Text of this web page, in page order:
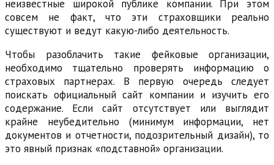
неизвестные широкой публике компании. При этом
совсем не факт, что эти страховщики реально
существуют и ведут какую-либо деятельность.
Чтобы разоблачить такие фейковые организации,
необходимо тщательно проверять информацию о
страховых партнерах. В первую очередь следует
поискать официальный сайт компании и изучить его
содержание. Если сайт отсутствует или выглядит
крайне неубедительно (минимум информации, нет
документов и отчетности, подозрительный дизайн), то
это явный признак «подставной» организации.